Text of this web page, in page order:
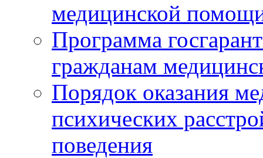
медицинской
Программа
гражданам
Порядок оказания
психических
поведения